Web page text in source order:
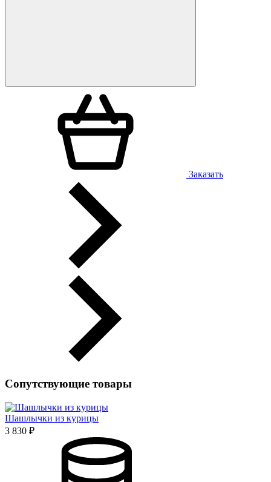
Заказать
Сопутствующие товары
Шашлычки из курицы
3 830 ₽